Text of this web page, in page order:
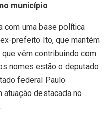
município
com uma base política
prefeito Ito, que mantém
vêm contribuindo com
nomes estão o deputado
federal Paulo
atuação destacada no